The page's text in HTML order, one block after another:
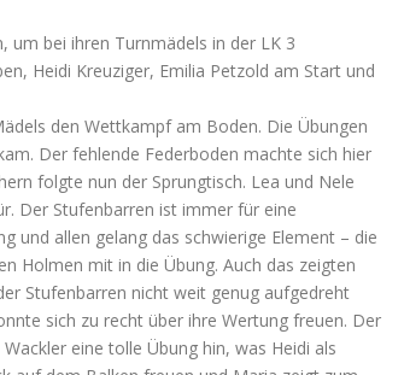
um bei ihren Turnmädels in der LK 3
Heidi Kreuziger, Emilia Petzold am Start und
den Wettkampf am Boden. Die Übungen
Der fehlende Federboden machte sich hier
folgte nun der Sprungtisch. Lea und Nele
Der Stufenbarren ist immer für eine
und allen gelang das schwierige Element – die
Holmen mit in die Übung. Auch das zeigten
Stufenbarren nicht weit genug aufgedreht
sich zu recht über ihre Wertung freuen. Der
eine tolle Übung hin, was Heidi als